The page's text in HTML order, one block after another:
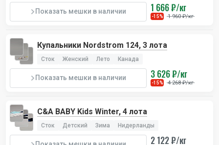
Показать мешки в наличии 1 666 ₽/кг
-15% 1 960 ₽/кг
Купальники Nordstrom 124, 3 лота
Сток Женский Лето Канада
Показать мешки в наличии 3 626 ₽/кг
-15% 4 268 ₽/кг
C&A BABY Kids Winter, 4 лота
Сток Детский Зима Нидерланды
2 122 ₽/кг